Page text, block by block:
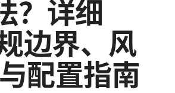
？详细
边界、风
配置指南